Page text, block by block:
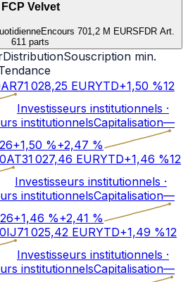
FCP Velvet
Encours 701,2 M EURSFDR Art.
611 parts
DistributionSouscription min.
1 028,25 EURYTD+1,50 %12
Investisseurs institutionnels ·
institutionnelsCapitalisation—
+1,50 %+2,47 %
1 027,46 EURYTD+1,46 %12
Investisseurs institutionnels ·
institutionnelsCapitalisation—
+1,46 %+2,41 %
1 025,42 EURYTD+1,49 %12
Investisseurs institutionnels ·
institutionnelsCapitalisation—